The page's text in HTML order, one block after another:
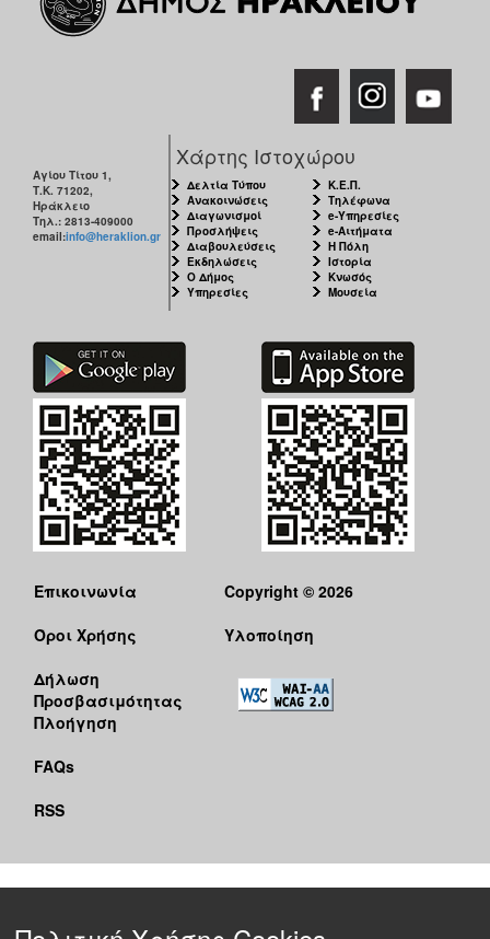
Αγίου Τίτου 1,
Τ.Κ. 71202,
Ηράκλειο
Τηλ.: 2813-409000
email:info@heraklion.gr
Χάρτης Ιστοχώρου
Δελτία Τύπου
Ανακοινώσεις
Διαγωνισμοί
Προσλήψεις
Διαβουλεύσεις
Εκδηλώσεις
Ο Δήμος
Υπηρεσίες
Κ.Ε.Π.
Τηλέφωνα
e-Υπηρεσίες
e-Αιτήματα
Η Πόλη
Ιστορία
Κνωσός
Μουσεία
Επικοινωνία
Όροι Χρήσης
Δήλωση
Προσβασιμότητας
Πλοήγηση
FAQs
RSS
Copyright © 2026
Υλοποίηση